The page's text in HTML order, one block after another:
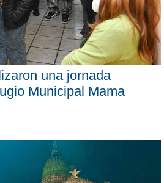
una jornada
Municipal Mama